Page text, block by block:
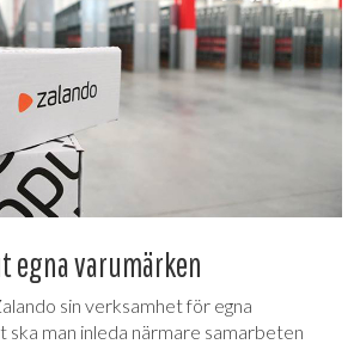
egna varumärken
sin verksamhet för egna
ska man inleda närmare samarbeten